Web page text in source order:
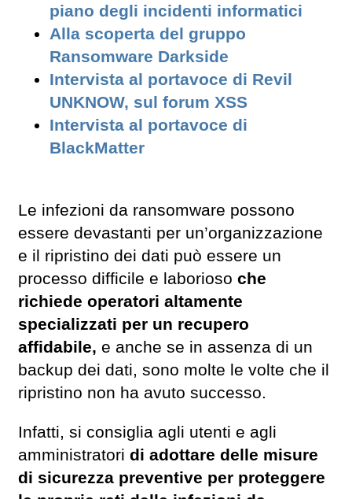
piano degli incidenti informatici
Alla scoperta del gruppo
Ransomware Darkside
Intervista al portavoce di Revil
UNKNOW, sul forum XSS
Intervista al portavoce di
BlackMatter
Le infezioni da ransomware possono
essere devastanti per un’organizzazione
e il ripristino dei dati può essere un
processo difficile e laborioso che
richiede operatori altamente
specializzati per un recupero
affidabile, e anche se in assenza di un
backup dei dati, sono molte le volte che il
ripristino non ha avuto successo.
Infatti, si consiglia agli utenti e agli
amministratori di adottare delle misure
di sicurezza preventive per proteggere